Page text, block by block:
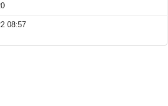
08:57